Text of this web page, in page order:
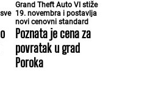
Grand Theft Auto VI stiže
19. novembra i postavlja
novi cenovni standard
Poznata je cena za
povratak u grad
Poroka